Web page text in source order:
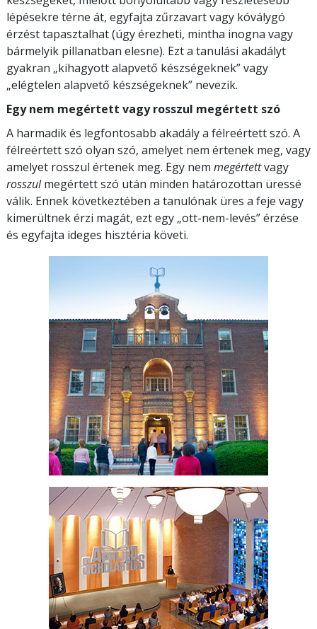
lépésekre térne át, egyfajta zűrzavart vagy kóválygó
érzést tapasztalhat (úgy érezheti, mintha inogna vagy
bármelyik pillanatban elesne). Ezt a tanulási akadályt
gyakran „kihagyott alapvető készségeknek” vagy
„elégtelen alapvető készségeknek” nevezik.
Egy nem megértett vagy rosszul megértett szó
A harmadik és legfontosabb akadály a félreértett szó. A
félreértett szó olyan szó, amelyet nem értenek meg, vagy
amelyet rosszul értenek meg. Egy nem megértettvagy
rosszulmegértett szó után minden határozottan üressé
válik. Ennek következtében a tanulónak üres a feje vagy
kimerültnek érzi magát, ezt egy „ott-nem-levés” érzése
és egyfajta ideges hisztéria követi.